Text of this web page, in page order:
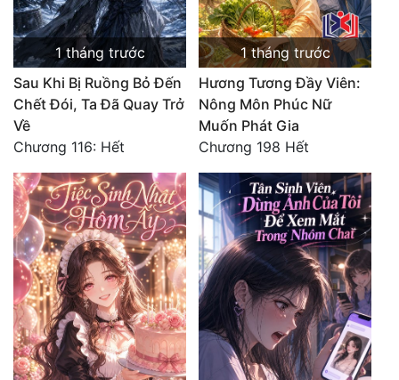
1 tháng trước
Sau Khi Bị Ruồng Bỏ Đến
Chết Đói, Ta Đã Quay Trở
Về
Chương 116: Hết
1 tháng trước
Hương Tương Đầy Viên:
Nông Môn Phúc Nữ
Muốn Phát Gia
Chương 198 Hết